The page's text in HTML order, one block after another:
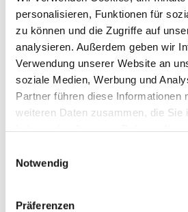
personalisieren, Funktionen für
zu können und die Zugriffe auf
analysieren. Außerdem geben wir
Verwendung unserer Website an
soziale Medien, Werbung und
Partner führen diese Informationen
weiteren Daten zusammen, die Sie
Notwendig
Präferenzen
Dienstag, 13. Oktober
Uhr